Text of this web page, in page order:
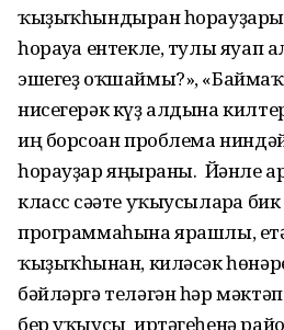
ҡыҙыҡһындырған
һорауға ентекле, тулы яуап
эшегеҙ оҡшаймы?»,
нисегерәк күҙ алдына
иң борсоған проблема
һорауҙар яңғыраны. Йәнле
класс сәғәте уҡыусыларға
программаһына ярашлы,
ҡыҙыҡһынған, киләсәк
бәйләргә теләгән һәр
бер уҡыусы иртәгеһенә